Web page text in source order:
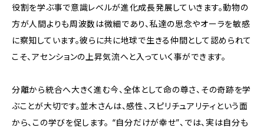
役割を学ぶ事で意識レベルが進化成長発展していきます。動物の
方が人間よりも周波数は微細であり、私達の思念やオーラを敏感
に察知しています。彼らに共に地球で生きる仲間として認められて
こそ、アセンションの上昇気流へと入っていく事ができます。
分離から統合へ大きく進む今、全体として命の尊さ、その奇跡を学
ぶことが大切です。並木さんは、感性、スピリチュアリティという面
から、この学びを促します。 “自分だけが幸せ”、では、実は自分も